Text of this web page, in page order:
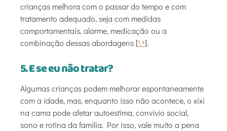
crianças melhora com o passar do tempo e com
tratamento adequado, seja com medidas
comportamentais, alarme, medicação ou a
combinação dessas abordagens [¹,⁴].
5. E se eu não tratar?
Algumas crianças podem melhorar espontaneamente
com a idade, mas, enquanto isso não acontece, o xixi
na cama pode afetar autoestima, convívio social,
sono e rotina da família. Por isso, vale muito a pena